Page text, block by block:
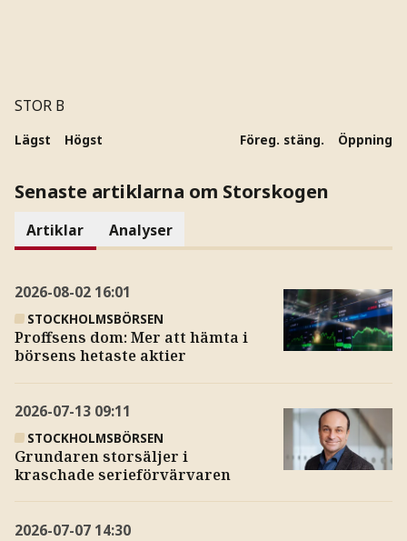
STOR B
Lägst Högst Föreg. stäng. Öppning
Senaste artiklarna om Storskogen
Artiklar Analyser
2026-08-02 16:01
STOCKHOLMSBÖRSEN
Proffsens dom: Mer att hämta i
börsens hetaste aktier
2026-07-13 09:11
STOCKHOLMSBÖRSEN
Grundaren storsäljer i
kraschade serieförvärvaren
2026-07-07 14:30